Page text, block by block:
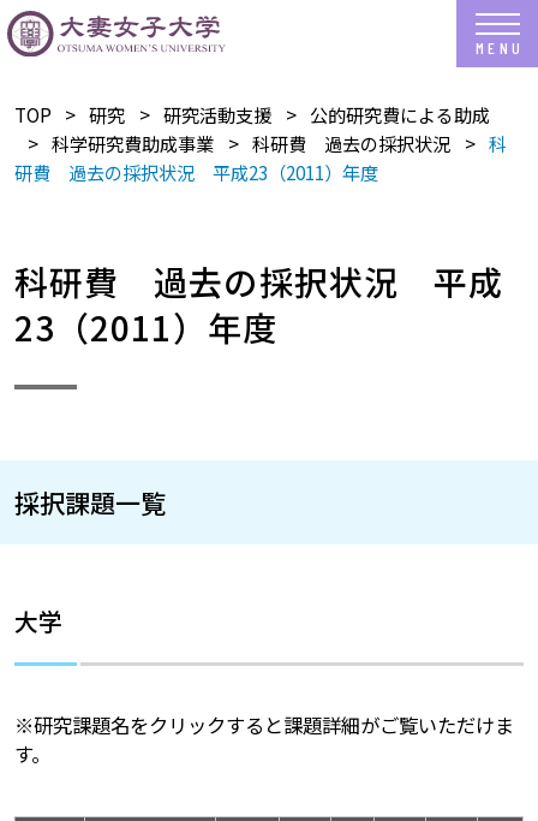
TOP 研究 研究活動支援
公的研究費による助成
科学研究費助成事業
科研費 過去の採択状況
科
研費 過去の採択状況 平成23（2011）年度
科研費 過去の採択状況 平成
23（2011）年度
採択課題一覧
大学
※研究課題名をクリックすると課題詳細がご覧いただけま
す。